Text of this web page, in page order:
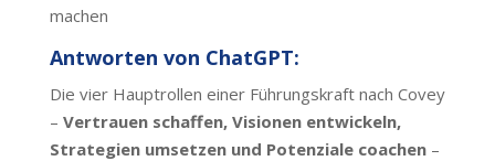
machen
Antworten von ChatGPT:
Die vier Hauptrollen einer Führungskraft nach Covey
– Vertrauen schaffen, Visionen entwickeln,
Strategien umsetzen und Potenziale coachen–